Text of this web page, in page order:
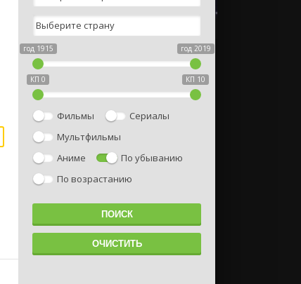
год 1915 год 2019
КП 0 КП 10
Фильмы
Сериалы
Мультфильмы
Аниме
По убыванию
По возрастанию